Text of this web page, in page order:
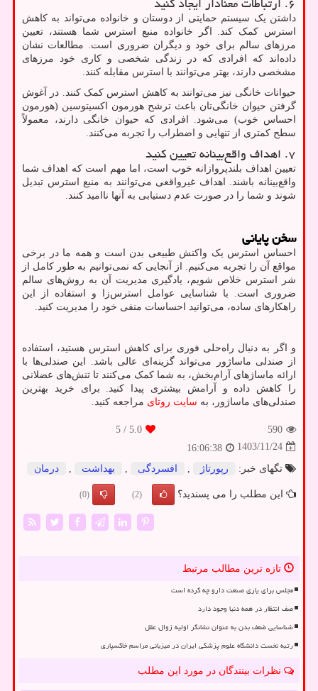
داشتن یک سیستم حمایتی از دوستان و خانواده می‌تواند به کاهش
استرس کمک کند. اگر خانواده منبع استرس شما هستند، تعیین
مرزهای سالم برای خود و دیگران ضروری است. مطالعات نشان
داده‌اند که افرادی که در زندگی شخصی و کاری خود مرزهای
مشخصی دارند، بهتر می‌توانند با استرس مقابله کنند.
حیوانات خانگی نیز می‌توانند به کاهش استرس کمک کنند. در آغوش
گرفتن حیوان خانگی‌تان باعث ترشح هورمون اکسیتوسین (هورمون
احساس خوب) می‌شود. افرادی که حیوان خانگی دارند، معمولاً
سطح کمتری از تنهایی و اضطراب را تجربه می‌کنند.
۷. اهداف واقع‌بینانه تعیین کنید
تعیین اهداف بلندپروازانه خوب است، اما مهم است که اهداف شما
واقع‌بینانه باشند. اهداف غیرواقعی می‌توانند به منبع استرس تبدیل
شوند و شما را در صورت عدم دستیابی به آنها ناامید کنند.
سخن پایانی
احساس استرس یک واکنش طبیعی بدن است و همه ما در برخی
مواقع آن را تجربه می‌کنیم. از آنجایی که نمی‌توانیم به طور کامل از
شر استرس خلاص شویم، یادگیری مدیریت آن به روش‌های سالم
ضروری است. با شناسایی عوامل استرس‌زا و استفاده از این
راهکارهای ساده، می‌توانید احساسات منفی خود را مدیریت کنید.
و اگر به دنبال راه‌حلی فوری برای کاهش استرس هستید، استفاده
از صندلی ماساژور می‌تواند گزینه‌ای عالی باشد. این صندلی‌ها با
ارائه ماساژهای آرام‌بخش، به شما کمک می‌کنند تا تنش‌های عضلانی
را کاهش داده و آرامش بیشتری پیدا کنید. برای خرید بهترین
صندلی‌های ماساژور، به سایت روتای مراجعه کنید.
590
5.0
/ 5
1403/11/24
16:06:38
تگهای خبر:
رپورتاژ افسردگی بهداشت درمان
این مطلب را می پسندید؟ (2)
(0)
تازه ترین مطالب مرتبط
مجلس برای یاری صنعت دارو چه کرده است
صف انتظار در همه دنیا وجود دارد
شناسایی ضعف بدن به عنوان نشانگر اولیه زوال عقل
رتبه نخست دانشگاه علوم پزشکی ایران در میزبانی مراسم خاکسپاری
نظرات بینندگان در مورد این مطلب